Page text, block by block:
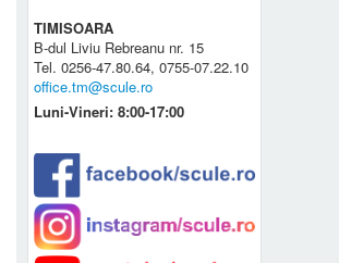
TIMISOARA
B-dul Liviu Rebreanu nr. 15
Tel. 0256-47.80.64, 0755-07.22.10
office.tm@scule.ro
Luni-Vineri: 8:00-17:00